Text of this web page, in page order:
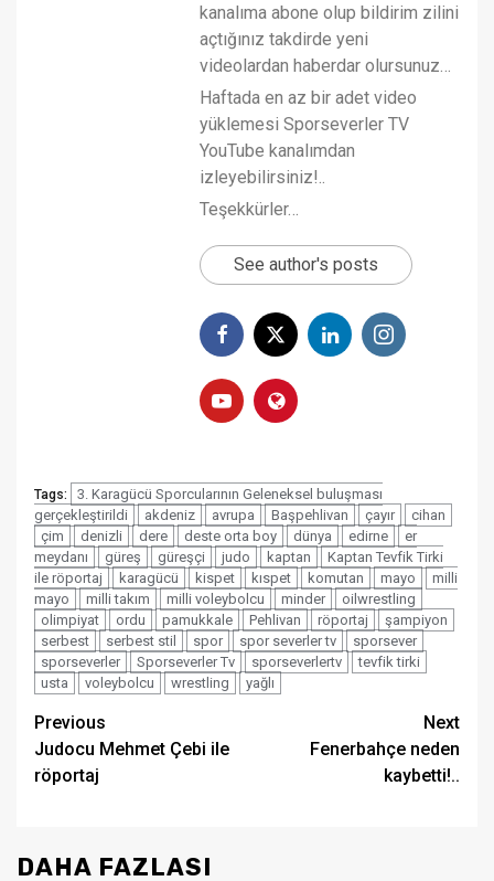
kanalıma abone olup bildirim zilini
açtığınız takdirde yeni
videolardan haberdar olursunuz…
Haftada en az bir adet video
yüklemesi Sporseverler TV
YouTube kanalımdan
izleyebilirsiniz!..
Teşekkürler…
See author's posts
Tags:
3. Karagücü Sporcularının Geleneksel buluşması
gerçekleştirildi
akdeniz avrupa Başpehlivan çayır
cihan
çim
denizli dere deste orta boy dünya edirne
er
meydanı
güreş güreşçi judo kaptan
Kaptan Tevfik Tirki
ile röportaj
karagücü kispet kıspet komutan mayo
milli
mayo
milli takım milli voleybolcu minder
oilwrestling
olimpiyat
ordu pamukkale Pehlivan röportaj
şampiyon
serbest
serbest stil spor spor severler tv
sporsever
sporseverler
Sporseverler Tv sporseverlertv
tevfik tirki
usta
voleybolcu wrestling yağlı
Post
navigation
Previous
Judocu Mehmet Çebi ile
röportaj
Next
Fenerbahçe neden
kaybetti!..
DAHA FAZLASI